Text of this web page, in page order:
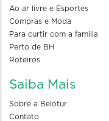
Ao ar livre e Esportes
Compras e Moda
Para curtir com a familia
Perto de BH
Roteiros
Saiba Mais
Sobre a Belotur
Contato